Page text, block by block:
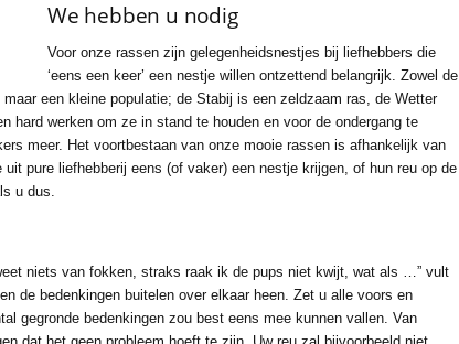
We hebben u nodig
Voor onze rassen zijn gelegenheidsnestjes bij liefhebbers die
‘eens een keer’ een nestje willen ontzettend belangrijk. Zowel de
een kleine populatie; de Stabij is een zeldzaam ras, de Wetter
hard werken om ze in stand te houden en voor de ondergang te
meer. Het voortbestaan van onze mooie rassen is afhankelijk van
pure liefhebberij eens (of vaker) een nestje krijgen, of hun reu op de
u dus.
niets van fokken, straks raak ik de pups niet kwijt, wat als …” vult
de bedenkingen buitelen over elkaar heen. Zet u alle voors en
gegronde bedenkingen zou best eens mee kunnen vallen. Van